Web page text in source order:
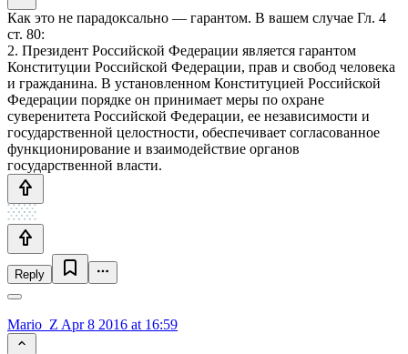
Как это не парадоксально — гарантом. В вашем случае Гл. 4
ст. 80:
2. Президент Российской Федерации является гарантом
Конституции Российской Федерации, прав и свобод человека
и гражданина. В установленном Конституцией Российской
Федерации порядке он принимает меры по охране
суверенитета Российской Федерации, ее независимости и
государственной целостности, обеспечивает согласованное
функционирование и взаимодействие органов
государственной власти.
Reply
Mario_Z Apr 8 2016 at 16:59